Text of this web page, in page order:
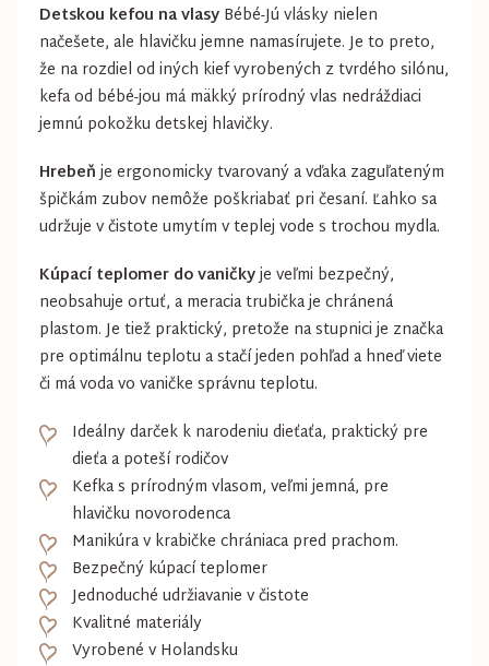
Detskou kefou na vlasy Bébé-Jú vlásky nielen
načešete, ale hlavičku jemne namasírujete. Je to preto,
že na rozdiel od iných kief vyrobených z tvrdého silónu,
kefa od bébé-jou má mäkký prírodný vlas nedráždiaci
jemnú pokožku detskej hlavičky.
Hrebeňje ergonomicky tvarovaný a vďaka zaguľateným
špičkám zubov nemôže poškriabať pri česaní. Ľahko sa
udržuje v čistote umytím v teplej vode s trochou mydla.
Kúpací teplomer do vaničkyje veľmi bezpečný,
neobsahuje ortuť, a meracia trubička je chránená
plastom. Je tiež praktický, pretože na stupnici je značka
pre optimálnu teplotu a stačí jeden pohľad a hneď viete
či má voda vo vaničke správnu teplotu.
Ideálny darček k narodeniu dieťaťa, praktický pre
dieťa a poteší rodičov
Kefka s prírodným vlasom, veľmi jemná, pre
hlavičku novorodenca
Manikúra v krabičke chrániaca pred prachom.
Bezpečný kúpací teplomer
Jednoduché udržiavanie v čistote
Kvalitné materiály
Vyrobené v Holandsku